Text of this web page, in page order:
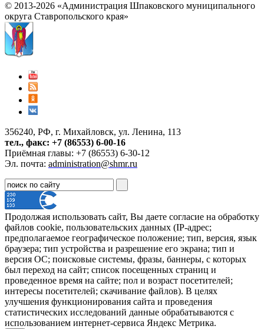
© 2013-2026 «Администрация Шпаковского муниципального
округа Ставропольского края»
356240, РФ, г. Михайловск, ул. Ленина, 113
тел., факс: +7 (86553) 6-00-16
Приёмная главы: +7 (86553) 6-30-12
Эл. почта: administration@shmr.ru
Продолжая использовать сайт, Вы даете согласие на обработку
файлов cookie, пользовательских данных (IP-адрес;
предполагаемое географическое положение; тип, версия, язык
браузера; тип устройства и разрешение его экрана; тип и
версия ОС; поисковые системы, фразы, баннеры, с которых
был переход на сайт; список посещенных страниц и
проведенное время на сайте; пол и возраст посетителей;
интересы посетителей; скачивание файлов). В целях
улучшения функционирования сайта и проведения
статистических исследований данные обрабатываются с
использованием интернет-сервиса Яндекс Метрика.